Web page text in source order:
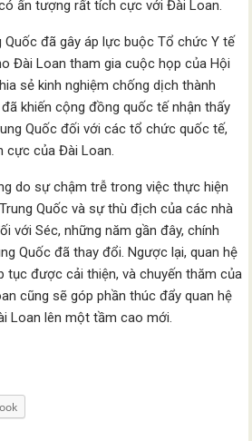
ấn tượng rất tích cực với Đài Loan.
Quốc đã gây áp lực buộc Tổ chức Y tế
Đài Loan tham gia cuộc họp của Hội
sẻ kinh nghiệm chống dịch thành
khiến cộng đồng quốc tế nhận thấy
Quốc đối với các tổ chức quốc tế,
cực của Đài Loan.
do sự chậm trễ trong việc thực hiện
Quốc và sự thù địch của các nhà
với Séc, những năm gần đây, chính
Quốc đã thay đổi. Ngược lại, quan hệ
tục được cải thiện, và chuyến thăm của
cũng sẽ góp phần thúc đẩy quan hệ
Loan lên một tầm cao mới.